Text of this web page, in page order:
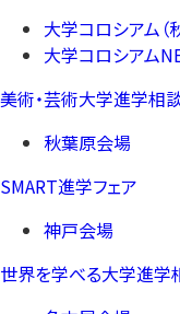
大学コロシアム（
大学コロシアム
美術・芸術大学進学相
秋葉原会場
SMART進学フェア
神戸会場
世界を学べる大学進学